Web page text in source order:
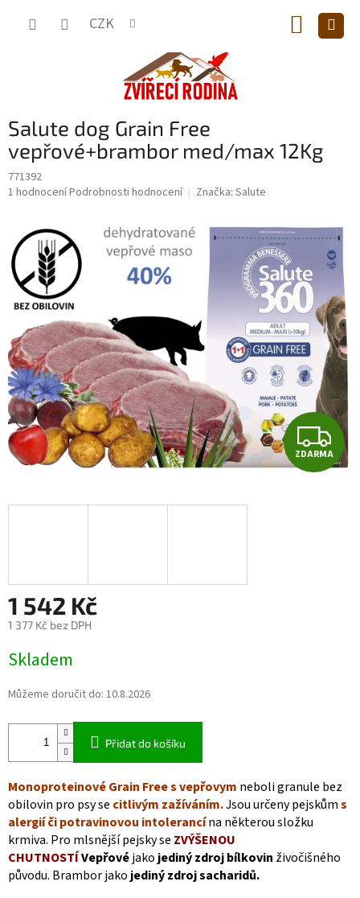
CZK
KOŠÍK
Salute dog Grain Free
vepřové+brambor med/max 12Kg
771392
Průměrné
5,0
z
hvězdiček.
1 hodnoceníPodrobnosti hodnocení Značka: Salute
Z
D
ZDARMA
1 542 Kč
1 377 Kč bez DPH
cena:
Skladem
Můžeme doručit do: 10.8.2026
Přidat do košíku
Monoproteinové Grain Free s vepřovym neboli granule bez
obilovin pro psy se citlivým zažíváním.Jsou určeny pejskůms
alergií či potravinovou intolerancína některou složku
krmiva. Pro mlsnější pejsky se ZVÝŠENOU
CHUTNOSTÍVepřovéjakojediný zdroj bílkovin živočišného
původu. Brambor jakojediný zdroj sacharidů.